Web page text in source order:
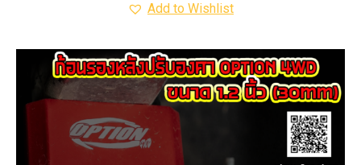
Add to Wishlist